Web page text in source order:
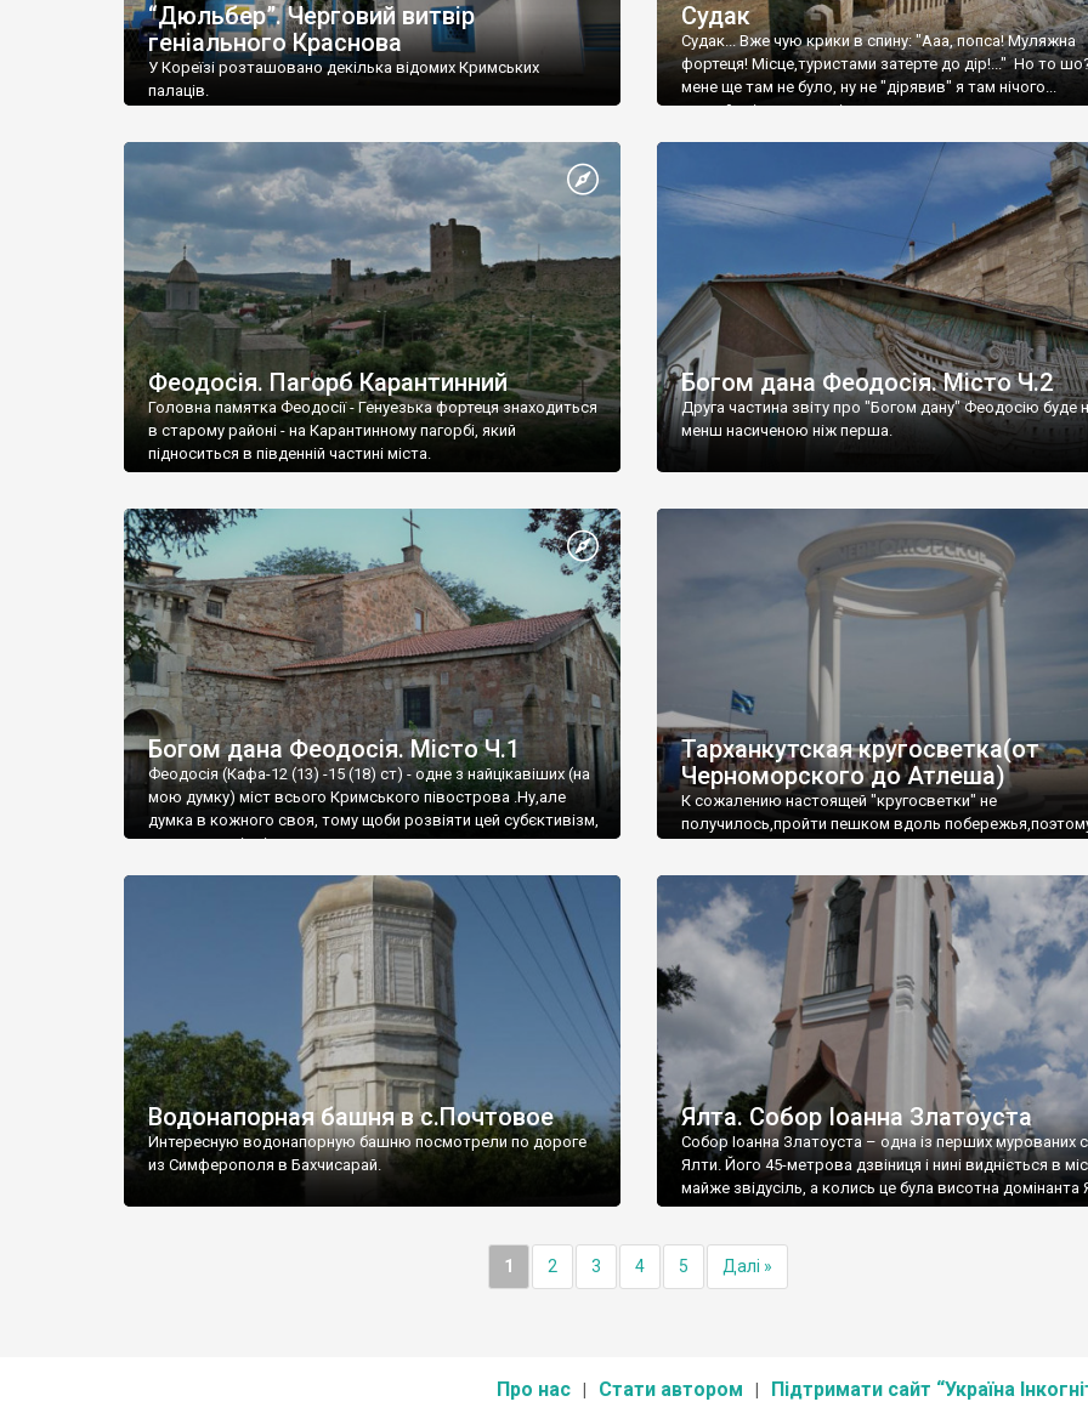
“Дюльбер”. Черговий витвір
геніального Краснова
У Кореїзі розташовано декілька відомих Кримських
палаців.
Судак
Судак... Вже чую крики в спину: "Ааа, попса! Муляжна
фортеця! Місце,туристами затерте до дір!..." Но то
мене ще там не було, ну не "дірявив" я там нічого...
принаймні до цього літа.
Феодосія. Пагорб Карантинний
Головна памятка Феодосії - Генуезька фортеця знаходиться
в старому районі - на Карантинному пагорбі, який
підноситься в південній частині міста.
Богом дана Феодосія. Місто Ч.2
Друга частина звіту про "Богом дану" Феодосію буде
менш насиченою ніж перша.
Богом дана Феодосія. Місто Ч.1
Феодосія (Кафа-12 (13) -15 (18) ст) - одне з найцікавіших (на
мою думку) міст всього Кримського півострова .Ну,але
думка в кожного своя, тому щоби розвіяти цей субєктивізм,
запрошую відвідати це
Тарханкутская кругосветка(от
Черноморского до Атлеша)
К сожалению настоящей "кругосветки" не
получилось,пройти пешком вдоль
Водонапорная башня в с.Почтовое
Интересную водонапорную башню посмотрели по дороге
из Симферополя в Бахчисарай.
Ялта. Собор Іоанна Златоуста
Собор Іоанна Златоуста – одна із перших мурованих
Ялти. Його 45-метрова дзвіниця і нині видніється в
майже звідусіль, а колись це була висотна домінанта
1 2 3 4 5 Далі »
Про нас Стати автором Підтримати сайт “Україна